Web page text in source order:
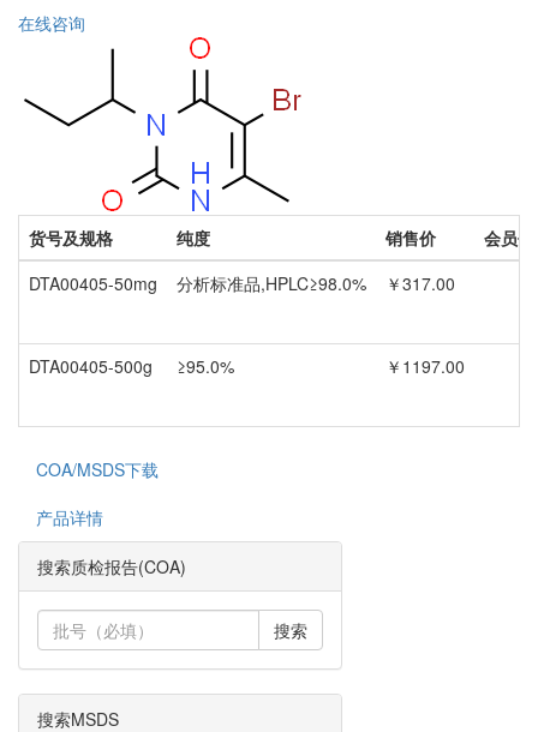
在线咨询
货号及规格 纯度 销售价
会员价
DTA00405-50mg
分析标准品,HPLC≥98.0% ￥317.00
DTA00405-500g ≥95.0% ￥1197.00
COA/MSDS下载
产品详情
搜索质检报告(COA)
搜索
搜索MSDS